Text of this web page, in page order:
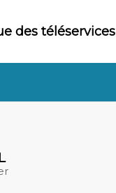
des téléservices